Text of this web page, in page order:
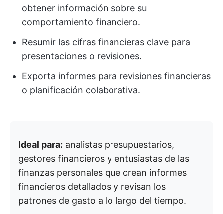
obtener información sobre su
comportamiento financiero.
Resumir las cifras financieras clave para
presentaciones o revisiones.
Exporta informes para revisiones financieras
o planificación colaborativa.
Ideal para: analistas presupuestarios,
gestores financieros y entusiastas de las
finanzas personales que crean informes
financieros detallados y revisan los
patrones de gasto a lo largo del tiempo.